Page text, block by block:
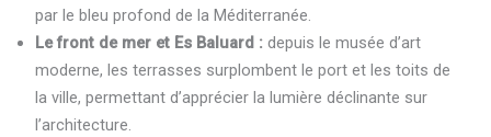
par le bleu profond de la Méditerranée.
Le front de mer et Es Baluard :depuis le musée d’art
moderne, les terrasses surplombent le port et les toits de
la ville, permettant d’apprécier la lumière déclinante sur
l’architecture.